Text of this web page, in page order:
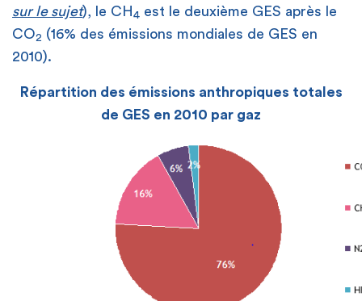
sur le sujet), le CH 4 est le deuxième GES après le
CO2 (16% des émissions mondiales de GES en
2010).
Répartition des émissions anthropiques totales
de GES en 2010 par gaz